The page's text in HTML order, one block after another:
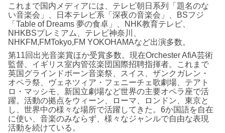
これまで国内メディアには、テレビ朝日系列「題名のな
い音楽会」、日本テレビ系「深夜の音楽会」、BSフジ
「Table of Dreams 夢の食卓」、NHK教育テレビ、
NHKBSプレミアム、テレビ神奈川、
NHKFM,FMTokyo,FM YOKOHAMAなど出演多数。
第11回出光音楽賞ほか受賞多数。現在Orchester AfiA芸術
監督、イギリス室内管弦楽団国際招聘指揮者。これまで
英国グラインドボーン音楽祭、スイス、ザンクガレン・
オペラ祭、ヴェネツィア・フェニーチェ歌劇場、テアト
ロ・マッシモ、新国立劇場など世界の主要オペラ座で活
躍。活動の拠点をウィーン、ローマ、ロンドン、東京と
し、世界中の様々な場所で活躍してきた。6か国語を自在
に使い、音楽のみならず、様々なジャンルで自由な表現
活動を続けている。